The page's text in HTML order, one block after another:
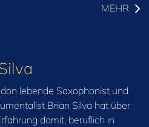
MEHR
lebende Saxophonist und
Brian Silva hat über
damit, beruflich in